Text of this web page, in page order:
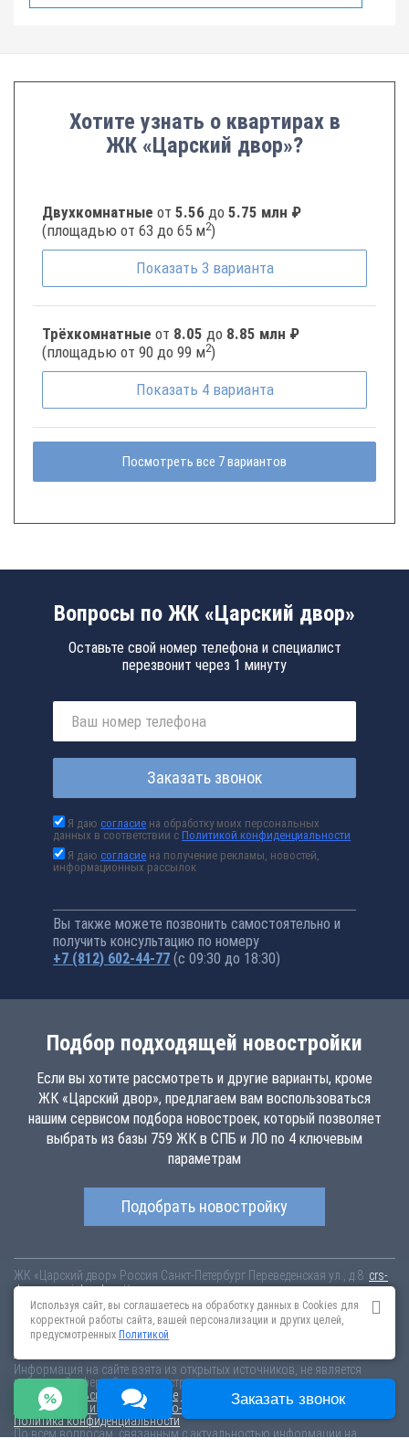
Хотите узнать о квартирах в
ЖК «Царский двор»?
Двухкомнатные от 5.56 до 5.75 млн ₽
(площадью от 63 до 65 м2)
Показать 3 варианта
Трёхкомнатные от 8.05 до 8.85 млн ₽
(площадью от 90 до 99 м2)
Показать 4 варианта
Посмотреть все 7 вариантов
Вопросы по ЖК «Царский двор»
Оставьте свой номер телефона и специалист
перезвонит через 1 минуту
Заказать звонок
Я даюсогласие на обработку моих персональных
данных в соответствии сПолитикой конфиденциальности
Я даюсогласие на получение рекламы, новостей,
информационных рассылок
Вы также можете позвонить самостоятельно и
получить консультацию по номеру
+7 (812) 602-44-77 (с 09:30 до 18:30)
Подбор подходящей новостройки
Если вы хотите рассмотреть и другие варианты, кроме
ЖК «Царский двор», предлагаем вам воспользоваться
нашим сервисом подбора новостроек, который позволяет
выбрать из базы 759 ЖК в СПБ и ЛО по 4 ключевым
параметрам
Подобрать новостройку
ЖК «Царский двор» Россия Санкт-Петербург Переведенская ул., д.8 crs-
dvr.novopoisk.spb.ruКупить квартиру в новом жилом комплексе
«Царский двор» от «Лидер Групп» В Пушкинском районе. Квартиры
различных планировок от 5.56 млн рублей!
Информация на сайте взята из открытых источников, не является
публичной офертой и распространяется для ознакомления.
Пользовательское соглашение
Соглашение о размещении
Пояснение об информационно-рекламном характере сведений
Политика конфиденциальности
По всем вопросам, связанным с актуальностью информации на
Используя сайт, вы соглашаетесь на обработку данных в Cookies для
корректной работы сайта, вашей персонализации и других целей,
предусмотренных Политикой
Заказать звонок